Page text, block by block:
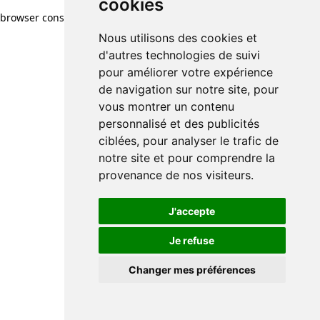
cookies
Nous utilisons des cookies et
d'autres technologies de suivi
pour améliorer votre expérience
de navigation sur notre site, pour
vous montrer un contenu
personnalisé et des publicités
ciblées, pour analyser le trafic de
notre site et pour comprendre la
provenance de nos visiteurs.
J'accepte
Je refuse
Changer mes préférences
browser console for more information)